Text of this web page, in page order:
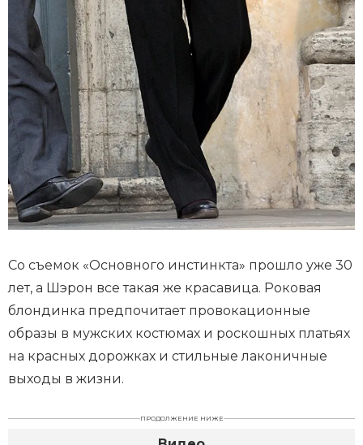
Со съемок «Основного инстинкта» прошло уже 30
лет, а Шэрон все такая же красавица. Роковая
блондинка предпочитает провокационные
образы в мужских костюмах и роскошных платьях
на красных дорожках и стильные лаконичные
выходы в жизни.
ПРОДОЛЖЕНИЕ НИЖЕ